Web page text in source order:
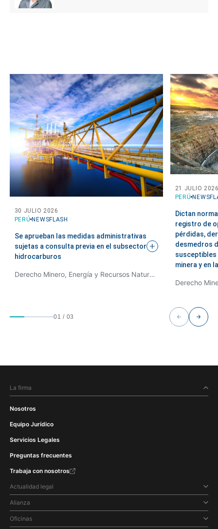
PERÚ NEWSFLASH
30 JULIO 2026
Se aprueban las medidas administrativas
sujetas a consulta previa en el subsector
hidrocarburos
Derecho Minero, Energía y Recursos Naturales, Desarrollo Sostenible y Derecho Ambiental
PERÚ
21 JULIO
Dictan
registro de
pérdidas,
desmedros
susceptibles
minera y en
01 / 03
La firma
Nosotros
Equipo Jurídico
Servicios Legales
Preguntas frecuentes
Trabaja con nosotros
Actualidad legal
Alianza
Oficinas